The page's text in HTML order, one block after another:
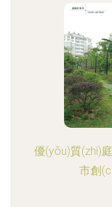
優(yōu)質(zhì)
市創